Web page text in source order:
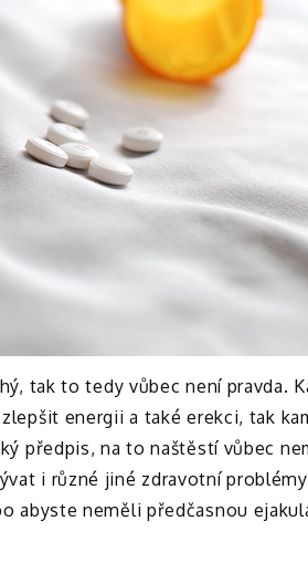
tak to tedy vůbec není pravda.
energii a také erekci, tak
předpis, na to naštěstí vůbec
i různé jiné zdravotní
abyste neměli předčasnou